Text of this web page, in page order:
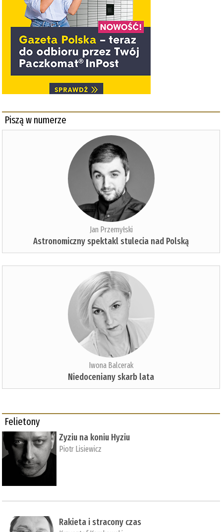
Piszą w numerze
Jan Przemyłski
Astronomiczny spektakl stulecia nad Polską
Iwona Balcerak
Niedoceniany skarb lata
Felietony
Zyziu na koniu Hyziu
Piotr Lisiewicz
Rakieta i stracony czas